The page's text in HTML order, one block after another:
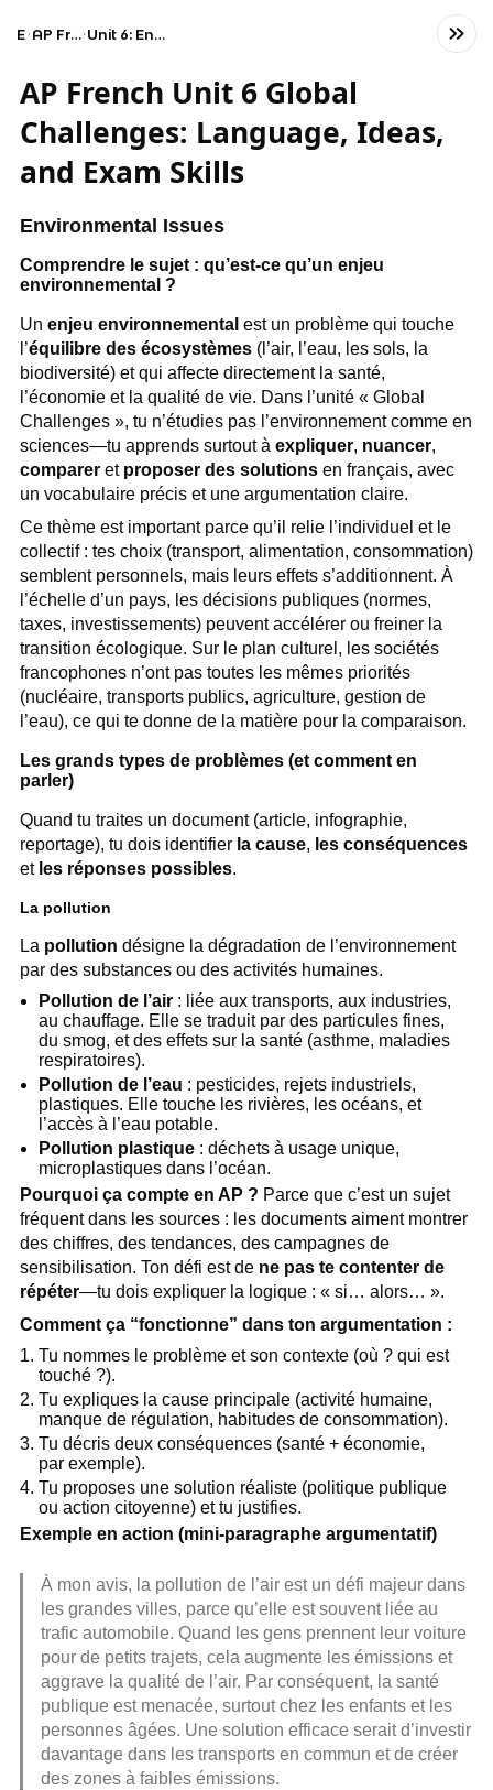
Exams AP French Language and Culture Unit 6: Environmental, Political, and Societal Challenges
AP French Unit 6 Global
Challenges: Language, Ideas,
and Exam Skills
Environmental Issues
Comprendre le sujet : qu’est-ce qu’un enjeu
environnemental ?
Un enjeu environnemental est un problème qui touche
l’équilibre des écosystèmes(l’air, l’eau, les sols, la
biodiversité) et qui affecte directement la santé,
l’économie et la qualité de vie. Dans l’unité « Global
Challenges », tu n’étudies pas l’environnement comme en
sciences—tu apprends surtout à expliquer, nuancer,
compareret proposer des solutionsen français, avec
un vocabulaire précis et une argumentation claire.
Ce thème est important parce qu’il relie l’individuel et le
collectif : tes choix (transport, alimentation, consommation)
semblent personnels, mais leurs effets s’additionnent. À
l’échelle d’un pays, les décisions publiques (normes,
taxes, investissements) peuvent accélérer ou freiner la
transition écologique. Sur le plan culturel, les sociétés
francophones n’ont pas toutes les mêmes priorités
(nucléaire, transports publics, agriculture, gestion de
l’eau), ce qui te donne de la matière pour la comparaison.
Les grands types de problèmes (et comment en
parler)
Quand tu traites un document (article, infographie,
reportage), tu dois identifier la cause, les conséquences
et les réponses possibles.
La pollution
La pollution désigne la dégradation de l’environnement
par des substances ou des activités humaines.
Pollution de l’air : liée aux transports, aux industries,
au chauffage. Elle se traduit par des particules fines,
du smog, et des effets sur la santé (asthme, maladies
respiratoires).
Pollution de l’eau : pesticides, rejets industriels,
plastiques. Elle touche les rivières, les océans, et
l’accès à l’eau potable.
Pollution plastique : déchets à usage unique,
microplastiques dans l’océan.
Pourquoi ça compte en AP ? Parce que c’est un sujet
fréquent dans les sources : les documents aiment montrer
des chiffres, des tendances, des campagnes de
sensibilisation. Ton défi est de ne pas te contenter de
répéter—tu dois expliquer la logique : « si… alors… ».
Comment ça “fonctionne” dans ton argumentation :
Tu nommes le problème et son contexte (où ? qui est
touché ?).
Tu expliques la cause principale (activité humaine,
manque de régulation, habitudes de consommation).
Tu décris deux conséquences (santé + économie,
par exemple).
Tu proposes une solution réaliste (politique publique
ou action citoyenne) et tu justifies.
Exemple en action (mini-paragraphe argumentatif)
À mon avis, la pollution de l’air est un défi majeur dans
les grandes villes, parce qu’elle est souvent liée au
trafic automobile. Quand les gens prennent leur voiture
pour de petits trajets, cela augmente les émissions et
aggrave la qualité de l’air. Par conséquent, la santé
publique est menacée, surtout chez les enfants et les
personnes âgées. Une solution efficace serait d’investir
davantage dans les transports en commun et de créer
des zones à faibles émissions.